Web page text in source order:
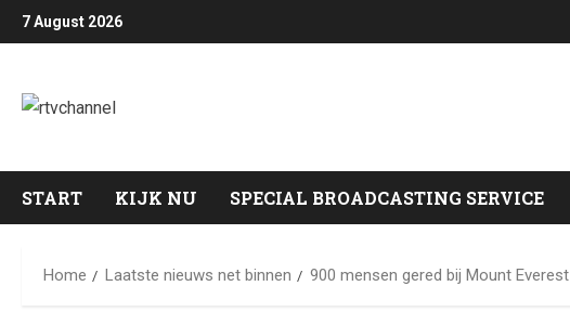
7 August 2026
START KIJK NU SPECIAL BROADCASTING SERVICE
Home Laatste nieuws net binnen 900 mensen gered bij Mount Everest